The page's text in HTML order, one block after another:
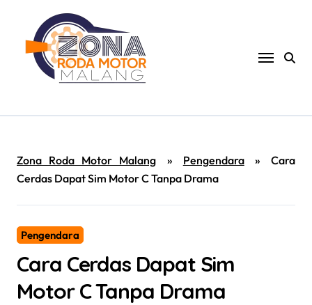
content
Zona Roda Motor Malang » Pengendara »
Cara
Cerdas Dapat Sim Motor C Tanpa Drama
Pengendara
Cara Cerdas Dapat Sim
Motor C Tanpa Drama